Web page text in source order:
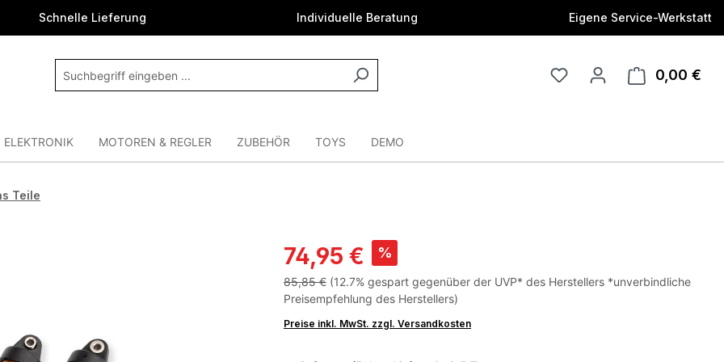
Schnelle Lieferung Individuelle Beratung Eigene Service-Werkstatt
0,00 €
ELEKTRONIK MOTOREN & REGLER ZUBEHÖR TOYS DEMO
Teile
74,95 € %
85,85 € (12.7% gespart gegenüber der UVP* des Herstellers *unverbindliche
Preisempfehlung des Herstellers)
Preise inkl. MwSt. zzgl. Versandkosten